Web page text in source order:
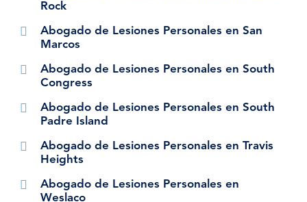
Rock
Abogado de Lesiones Personales en San
Marcos
Abogado de Lesiones Personales en South
Congress
Abogado de Lesiones Personales en South
Padre Island
Abogado de Lesiones Personales en Travis
Heights
Abogado de Lesiones Personales en
Weslaco